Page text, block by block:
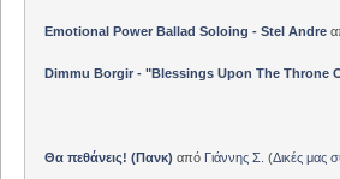
Emotional Power Ballad Soloing - Stel Andre
Dimmu Borgir - "Blessings Upon The Throne
Θα πεθάνεις! (Πανκ) από Γιάννης Σ. (Δικές μας